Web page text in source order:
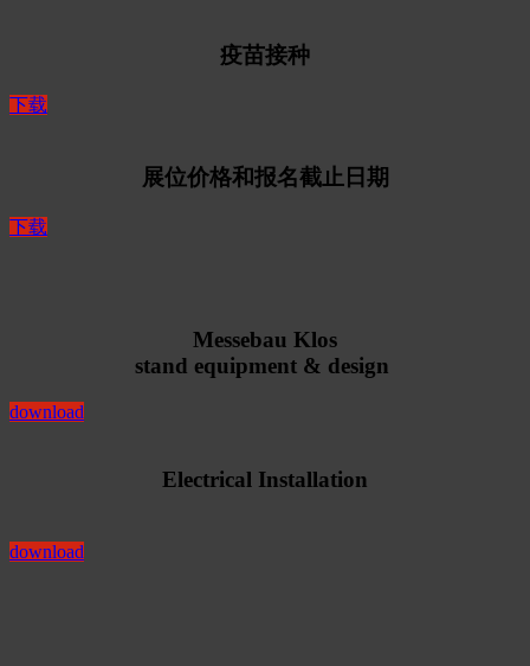
疫苗接种
下载
展位价格和报名截止日期
下载
Messebau Klos
stand equipment & design
download
Electrical Installation
download